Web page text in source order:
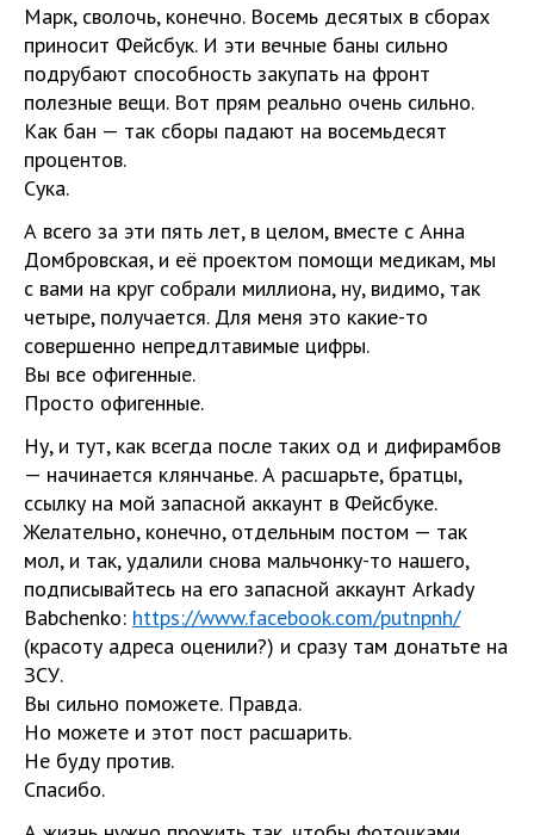
Марк, сволочь, конечно. Восемь десятых в сборах
приносит Фейсбук. И эти вечные баны сильно
подрубают способность закупать на фронт
полезные вещи. Вот прям реально очень сильно.
Как бан — так сборы падают на восемьдесят
процентов.
Сука.
А всего за эти пять лет, в целом, вместе с Анна
Домбровская, и её проектом помощи медикам, мы
с вами на круг собрали миллиона, ну, видимо, так
четыре, получается. Для меня это какие-то
совершенно непредлтавимые цифры.
Вы все офигенные.
Просто офигенные.
Ну, и тут, как всегда после таких од и дифирамбов
— начинается клянчанье. А расшарьте, братцы,
ссылку на мой запасной аккаунт в Фейсбуке.
Желательно, конечно, отдельным постом — так
мол, и так, удалили снова мальчонку-то нашего,
подписывайтесь на его запасной аккаунт Arkady
Babchenko: https://www.facebook.com/putnpnh/
(красоту адреса оценили?) и сразу там донатьте на
ЗСУ.
Вы сильно поможете. Правда.
Но можете и этот пост расшарить.
Не буду против.
Спасибо.